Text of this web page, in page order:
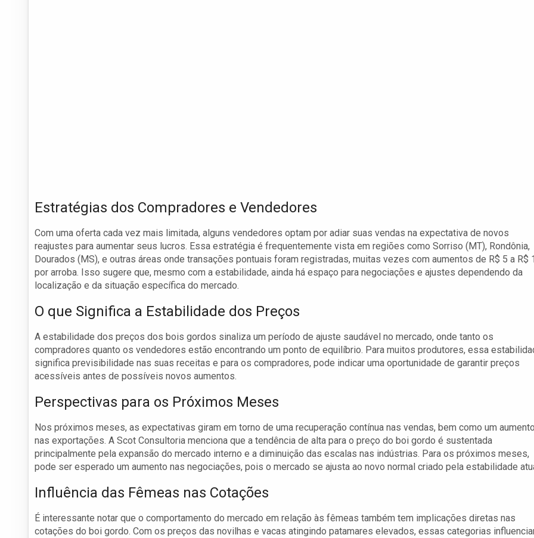
Estratégias dos Compradores e Vendedores
Com uma oferta cada vez mais limitada, alguns vendedores optam por adiar suas vendas na expectativa de novos
reajustes para aumentar seus lucros. Essa estratégia é frequentemente vista em regiões como Sorriso (MT), Rondônia,
Dourados (MS), e outras áreas onde transações pontuais foram registradas, muitas vezes com aumentos de R$ 5 a R$
por arroba. Isso sugere que, mesmo com a estabilidade, ainda há espaço para negociações e ajustes dependendo da
localização e da situação específica do mercado.
O que Significa a Estabilidade dos Preços
A estabilidade dos preços dos bois gordos sinaliza um período de ajuste saudável no mercado, onde tanto os
compradores quanto os vendedores estão encontrando um ponto de equilíbrio. Para muitos produtores, essa
significa previsibilidade nas suas receitas e para os compradores, pode indicar uma oportunidade de garantir preços
acessíveis antes de possíveis novos aumentos.
Perspectivas para os Próximos Meses
Nos próximos meses, as expectativas giram em torno de uma recuperação contínua nas vendas, bem como um aumento
nas exportações. A Scot Consultoria menciona que a tendência de alta para o preço do boi gordo é sustentada
principalmente pela expansão do mercado interno e a diminuição das escalas nas indústrias. Para os próximos meses,
pode ser esperado um aumento nas negociações, pois o mercado se ajusta ao novo normal criado pela estabilidade
Influência das Fêmeas nas Cotações
É interessante notar que o comportamento do mercado em relação às fêmeas também tem implicações diretas nas
cotações do boi gordo. Com os preços das novilhas e vacas atingindo patamares elevados, essas categorias